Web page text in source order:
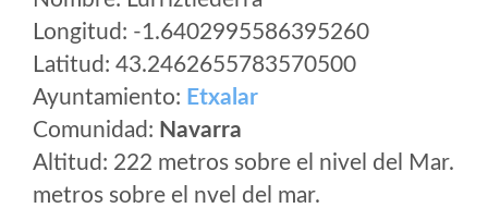
Longitud: -1.6402995586395260
Latitud: 43.2462655783570500
Ayuntamiento: Etxalar
Comunidad: Navarra
Altitud: 222 metros sobre el nivel del Mar.
metros sobre el nvel del mar.